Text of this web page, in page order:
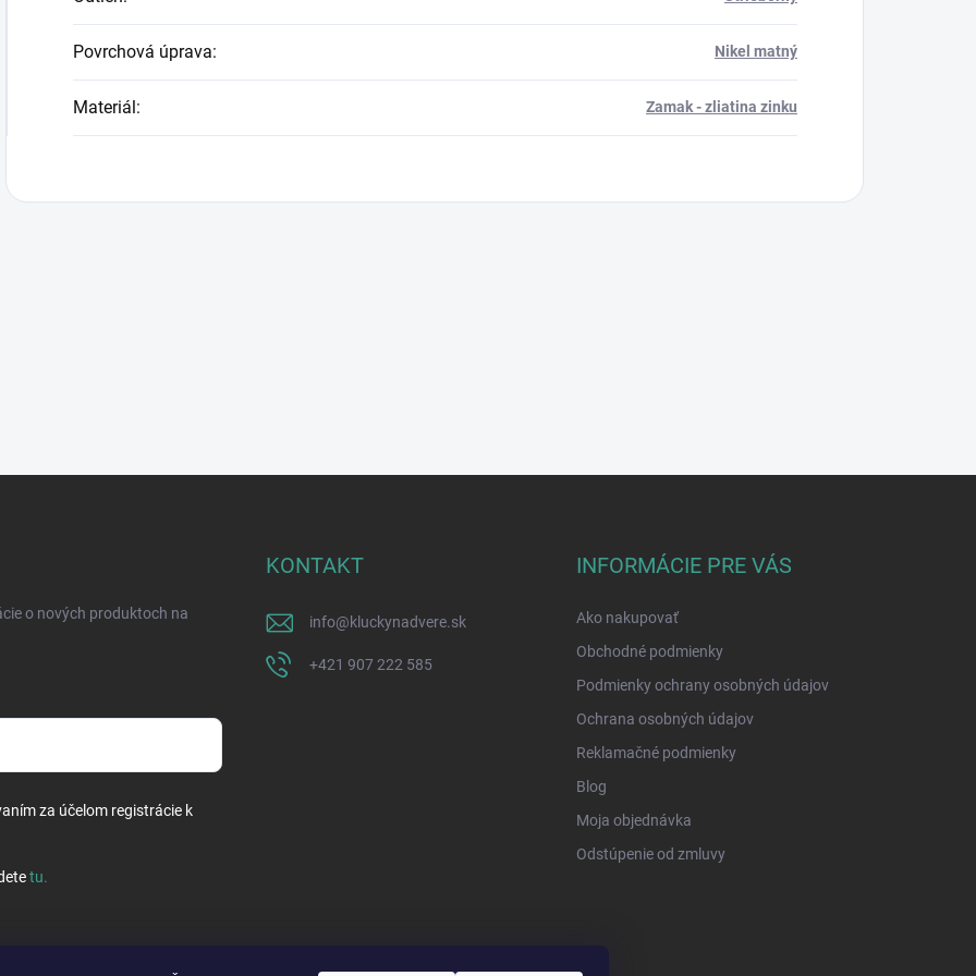
Povrchová úprava: Nikel matný
Materiál : Zamak - zliatina zinku
o nových produktoch na
za účelom registrácie k
tu.
KONTAKT
info@kluckynadvere.sk
+421 907 222 585
INFORMÁCIE PRE VÁS
Ako nakupovať
Obchodné podmienky
Podmienky ochrany osobných údajov
Ochrana osobných údajov
Reklamačné podmienky
Blog
Moja objednávka
Odstúpenie od zmluvy